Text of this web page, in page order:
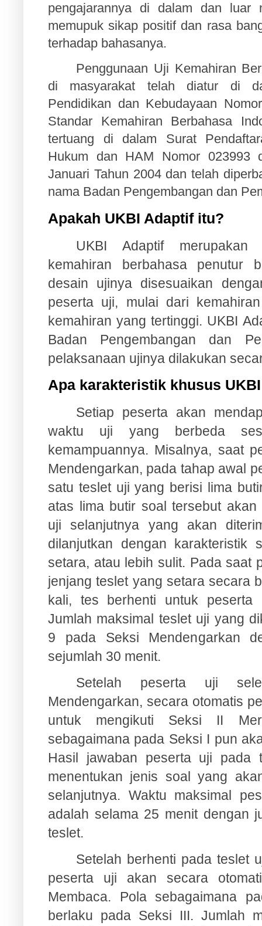
pengajarannya di dalam dan luar
memupuk sikap positif dan rasa
terhadap bahasanya.
Penggunaan Uji Kemahiran
di masyarakat telah diatur di
Pendidikan dan Kebudayaan
Standar Kemahiran Berbahasa
tertuang di dalam Surat
Hukum dan HAM Nomor 023993
Januari Tahun 2004 dan telah
nama Badan Pengembangan dan
Apakah UKBI Adaptif itu?
UKBI Adaptif
kemahiran berbahasa penutur
desain ujinya disesuaikan
peserta uji, mulai dari
kemahiran yang tertinggi. UKBI
Badan Pengembangan dan
pelaksanaan ujinya dilakukan
Apa karakteristik khusus
Setiap peserta akan
waktu uji yang berbeda
kemampuannya. Misalnya, saat
Mendengarkan, pada tahap awal
satu teslet uji yang berisi lima
atas lima butir soal tersebut
uji selanjutnya yang akan
dilanjutkan dengan karakteristik
setara, atau lebih sulit. Pada saat
jenjang teslet yang setara secara
kali, tes berhenti untuk peserta
Jumlah maksimal teslet uji yang
9 pada Seksi Mendengarkan
sejumlah 30 menit.
Setelah peserta uji
Mendengarkan, secara otomatis
untuk mengikuti Seksi II
sebagaimana pada Seksi I pun
Hasil jawaban peserta uji pada
menentukan jenis soal yang
selanjutnya. Waktu maksimal
adalah selama 25 menit dengan
teslet.
Setelah berhenti pada teslet
peserta uji akan secara
Membaca. Pola sebagaimana
berlaku pada Seksi III. Jumlah